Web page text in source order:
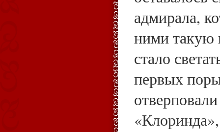
адмирала,
ними такую
стало
первых